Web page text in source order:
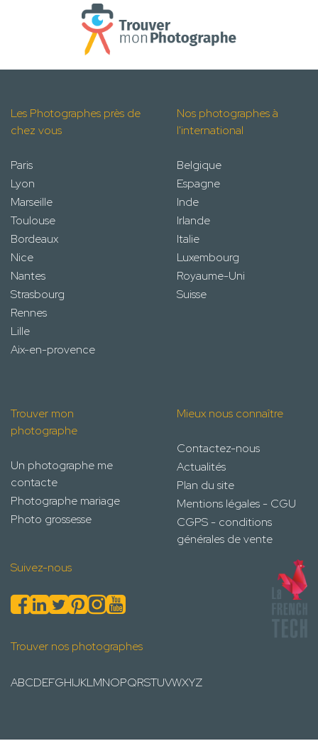
Les Photographes près de
chez vous
Paris
Lyon
Marseille
Toulouse
Bordeaux
Nice
Nantes
Strasbourg
Rennes
Lille
Aix-en-provence
Nos photographes à
l'international
Belgique
Espagne
Inde
Irlande
Italie
Luxembourg
Royaume-Uni
Suisse
Trouver mon
photographe
Un photographe me
contacte
Photographe mariage
Photo grossesse
Mieux nous connaître
Contactez-nous
Actualités
Plan du site
Mentions légales - CGU
CGPS - conditions
générales de vente
Suivez-nous
Trouver nos photographes
ABCDEFGHIJKLMNOPQRSTUVWXYZ